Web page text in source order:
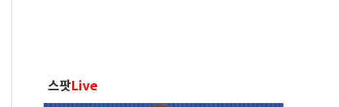
스팟Live